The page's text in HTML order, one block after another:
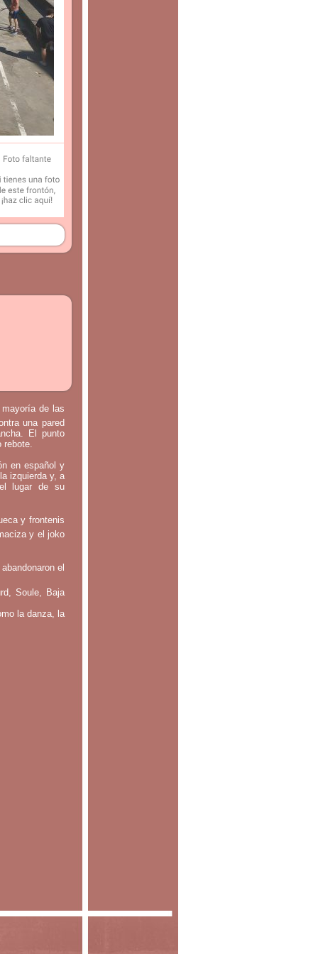
de las
una pared
El punto
rebote.
en español y
izquierda y, a
lugar de su
y frontenis
y el joko
el
Soule, Baja
la danza, la